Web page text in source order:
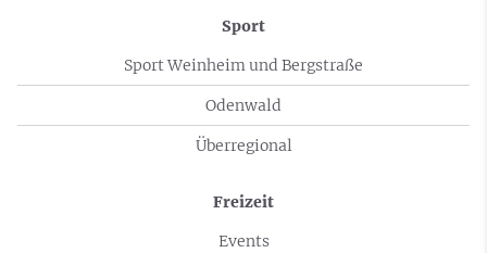
Sport
Sport Weinheim und Bergstraße
Odenwald
Überregional
Freizeit
Events